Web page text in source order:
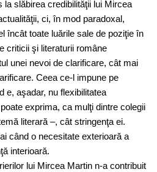
la slăbirea credibilităţii lui Mircea
ci, în mod paradoxal,
încât toate luările sale de poziţie în
criticii şi literaturii române
unei nevoi de clarificare, cât mai
Ceea ce-l impune pe
e, aşadar, nu flexibilitatea
exprima, ca mulţi dintre colegii
literară –, cât stringenţa ei.
când o necesitate exterioară a
interioară.
lui Mircea Martin n-a contribuit